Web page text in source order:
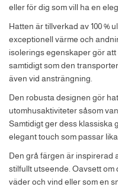
eller för dig som vill ha en
Hatten är tillverkad av 100 %
exceptionell värme och
isolerings egenskaper gör
samtidigt som den
även vid ansträngning.
Den robusta designen gör
utomhusaktiviteter såsom
Samtidigt ger dess klassiska
elegant touch som passar
Den grå färgen är inspirerad
stilfullt utseende. Oavsett
väder och vind eller som en